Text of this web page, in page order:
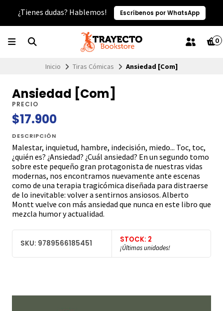
¿Tienes dudas? Hablemos! Escríbenos por WhatsApp
0
Inicio Tiras Cómicas Ansiedad [Com]
Ansiedad [Com]
PRECIO
$17.900
DESCRIPCIÓN
Malestar, inquietud, hambre, indecisión, miedo... Toc, toc,
¿quién es? ¿Ansiedad? ¿Cuál ansiedad? En un segundo tomo
sobre este pequeño gran protagonista de nuestras vidas
modernas, nos encontramos nuevamente ante escenas
como de una terapia tragicómica diseñada para distraerse
de lo inevitable: volver a sentirnos ansiosos. Alberto
Montt vuelve con más ansiedad que nunca en este libro que
mezcla humor y actualidad.
SKU: 9789566185451 STOCK: 2
¡Últimas unidades!